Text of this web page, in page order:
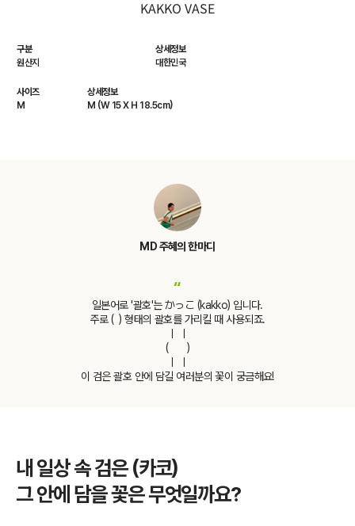
KAKKO VASE
구분
상세정보
원산지
대한민국
사이즈
상세정보
M
M (W 15 X H 18.5cm)
MD 주혜의 한마디
“
일본어로 '괄호'는 かっこ (kakko) 입니다.
주로 ( ) 형태의 괄호를 가리킬 때 사용되죠.
( )
이 검은 괄호 안에 담길 여러분의 꽃이 궁금해요!
내 일상 속 검은 (카코)
그 안에 담을 꽃은 무엇일까요?